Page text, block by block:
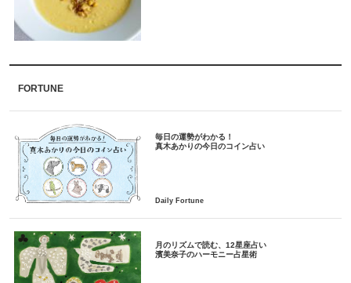
FORTUNE
毎日の運勢がわかる！
月のリズムで読む、12星座占い